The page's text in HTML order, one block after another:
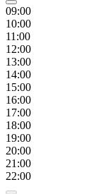
09:00
10:00
11 :00
12:00
13:00
14:00
15:00
16:00
17:00
18:00
19:00
20:00
21 :00
22:00